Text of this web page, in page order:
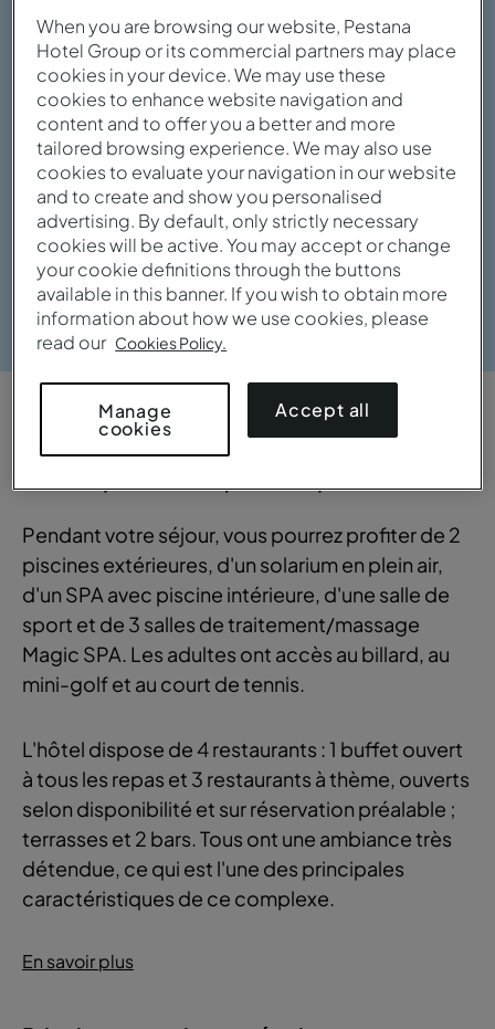
Voir la galerie
APERÇU
Pendant votre séjour, vous pourrez profiter de 2
piscines extérieures, d'un solarium en plein air,
d'un SPA avec piscine intérieure, d'une salle de
sport et de 3 salles de traitement/massage
Magic SPA. Les adultes ont accès au billard, au
mini-golf et au court de tennis.
L'hôtel dispose de 4 restaurants : 1 buffet ouvert
à tous les repas et 3 restaurants à thème, ouverts
selon disponibilité et sur réservation préalable ;
terrasses et 2 bars. Tous ont une ambiance très
détendue, ce qui est l'une des principales
caractéristiques de ce complexe.
En savoir plus
When you are browsing our website, Pestana
Hotel Group or its commercial partners may place
cookies in your device. We may use these
cookies to enhance website navigation and
content and to offer you a better and more
tailored browsing experience. We may also use
cookies to evaluate your navigation in our website
and to create and show you personalised
advertising. By default, only strictly necessary
cookies will be active. You may accept or change
your cookie definitions through the buttons
available in this banner. If you wish to obtain more
information about how we use cookies, please
read our Cookies Policy.
Manage
cookies
Accept all